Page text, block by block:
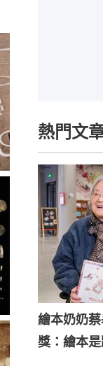
熱門文
繪本奶奶
獎：繪本